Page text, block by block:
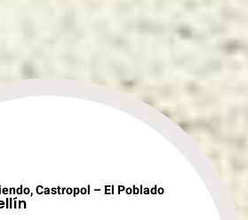
Castropol – El Poblado